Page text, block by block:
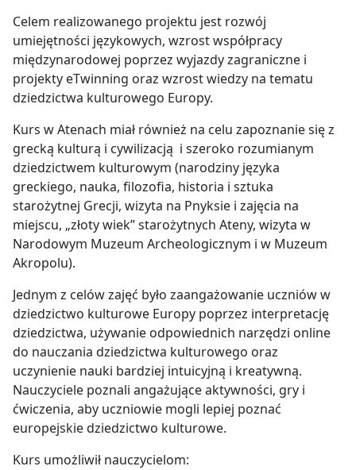
Celem realizowanego projektu jest rozwój
umiejętności językowych, wzrost współpracy
międzynarodowej poprzez wyjazdy zagraniczne i
projekty eTwinning oraz wzrost wiedzy na tematu
dziedzictwa kulturowego Europy.
Kurs w Atenach miał również na celu zapoznanie się z
grecką kulturą i cywilizacją i szeroko rozumianym
dziedzictwem kulturowym (narodziny języka
greckiego, nauka, filozofia, historia i sztuka
starożytnej Grecji, wizyta na Pnyksie i zajęcia na
miejscu, „złoty wiek” starożytnych Ateny, wizyta w
Narodowym Muzeum Archeologicznym i w Muzeum
Akropolu).
Jednym z celów zajęć było zaangażowanie uczniów w
dziedzictwo kulturowe Europy poprzez interpretację
dziedzictwa, używanie odpowiednich narzędzi online
do nauczania dziedzictwa kulturowego oraz
uczynienie nauki bardziej intuicyjną i kreatywną.
Nauczyciele poznali angażujące aktywności, gry i
ćwiczenia, aby uczniowie mogli lepiej poznać
europejskie dziedzictwo kulturowe.
Kurs umożliwił nauczycielom: